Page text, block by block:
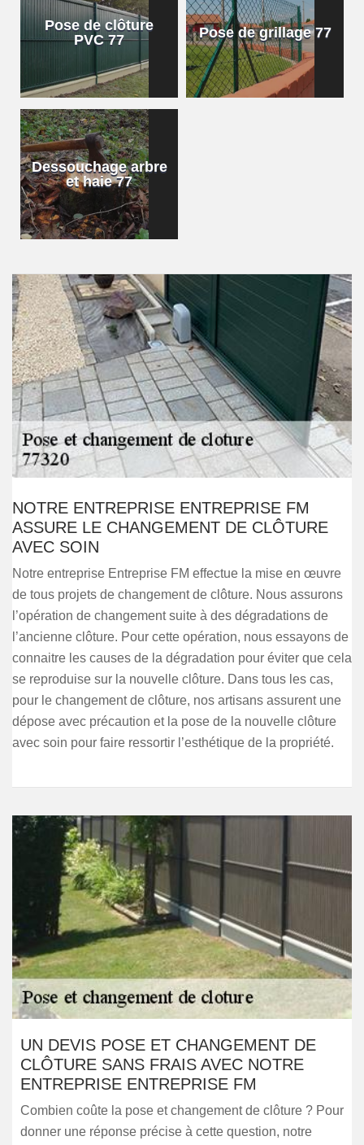
Pose de clôture
PVC 77
Pose de grillage 77
Dessouchage arbre
et haie 77
NOTRE ENTREPRISE ENTREPRISE FM
ASSURE LE CHANGEMENT DE CLÔTURE
AVEC SOIN
Notre entreprise Entreprise FM effectue la mise en œuvre
de tous projets de changement de clôture. Nous assurons
l’opération de changement suite à des dégradations de
l’ancienne clôture. Pour cette opération, nous essayons de
connaitre les causes de la dégradation pour éviter que cela
se reproduise sur la nouvelle clôture. Dans tous les cas,
pour le changement de clôture, nos artisans assurent une
dépose avec précaution et la pose de la nouvelle clôture
avec soin pour faire ressortir l’esthétique de la propriété.
UN DEVIS POSE ET CHANGEMENT DE
CLÔTURE SANS FRAIS AVEC NOTRE
ENTREPRISE ENTREPRISE FM
Combien coûte la pose et changement de clôture ? Pour
donner une réponse précise à cette question, notre